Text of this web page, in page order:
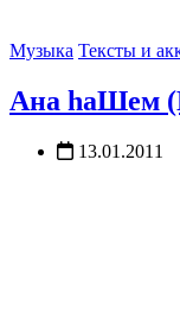
Музыка Тексты и
Ана hаШем
13.01.2011